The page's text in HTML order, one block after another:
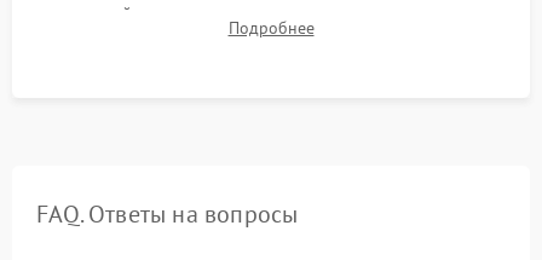
до нужной температуры, отсутствия посторонних шумов,
штатного слива и абсолютной сухости в поддоне.
Подробнее
FAQ. Ответы на вопросы